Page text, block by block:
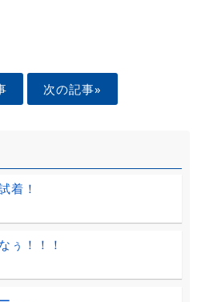
次の記事»
着！
ぅ！！！